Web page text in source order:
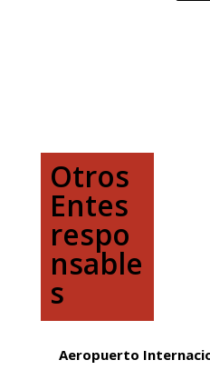
Otros
Entes
respo
nsable
s
Aeropuerto